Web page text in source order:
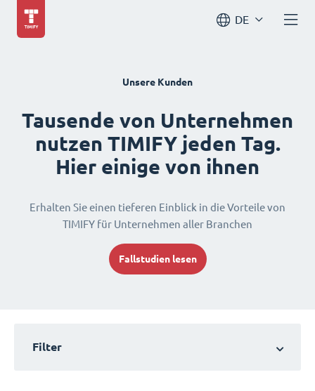
DE
Unsere Kunden
Tausende von Unternehmen
nutzen TIMIFY jeden Tag.
Hier einige von ihnen
Erhalten Sie einen tieferen Einblick in die Vorteile von
TIMIFY für Unternehmen aller Branchen
Fallstudien lesen
Filter